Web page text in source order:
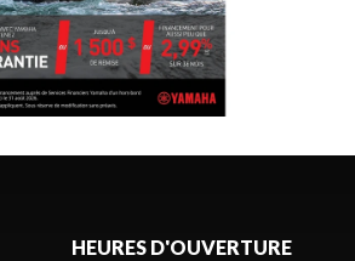
HEURES D'OUVERTURE